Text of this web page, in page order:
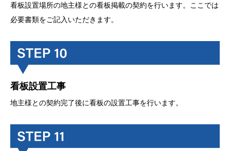
看板設置場所の地主様との看板掲載の契約を行います。ここでは
必要書類をご記入いただきます。
看板設置工事
地主様との契約完了後に看板の設置工事を行います。